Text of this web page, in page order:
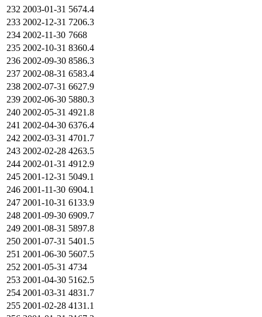
232 2003-01-31 5674.4
233 2002-12-31 7206.3
234 2002-11-30 7668
235 2002-10-31 8360.4
236 2002-09-30 8586.3
237 2002-08-31 6583.4
238 2002-07-31 6627.9
239 2002-06-30 5880.3
240 2002-05-31 4921.8
241 2002-04-30 6376.4
242 2002-03-31 4701.7
243 2002-02-28 4263.5
244 2002-01-31 4912.9
245 2001-12-31 5049.1
246 2001-11-30 6904.1
247 2001-10-31 6133.9
248 2001-09-30 6909.7
249 2001-08-31 5897.8
250 2001-07-31 5401.5
251 2001-06-30 5607.5
252 2001-05-31 4734
253 2001-04-30 5162.5
254 2001-03-31 4831.7
255 2001-02-28 4131.1